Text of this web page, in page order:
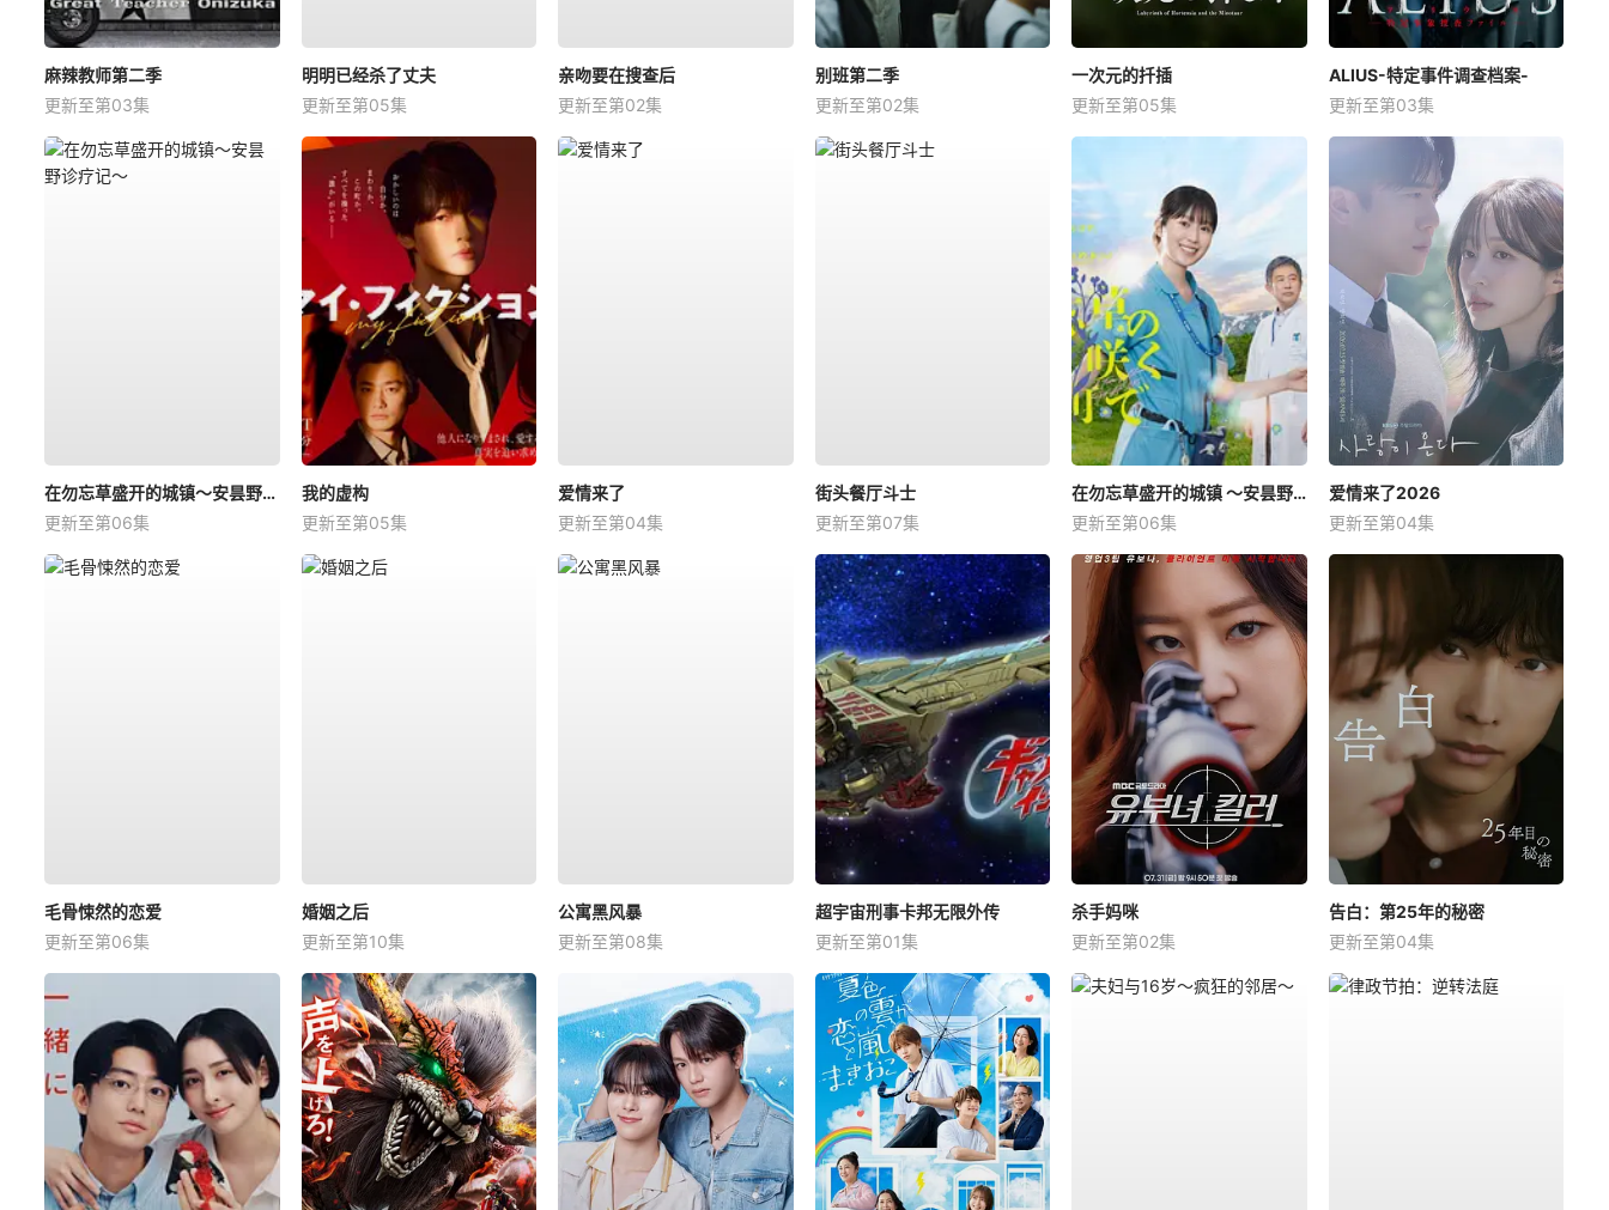
麻辣教师第二季
更新至第03集
明明已经杀了丈夫
更新至第05集
亲吻要在搜查后
更新至第02集
别班第二季
更新至第02集
一次元的扦插
更新至第05集
ALIUS-特定事件调查档案-
更新至第03集
在勿忘草盛开的城镇～安昙野诊疗记～
更新至第06集
我的虚构
更新至第05集
爱情来了
更新至第04集
街头餐厅斗士
更新至第07集
在勿忘草盛开的城镇 ～安昙野诊疗记～
更新至第06集
爱情来了2026
更新至第04集
毛骨悚然的恋爱
更新至第06集
婚姻之后
更新至第10集
公寓黑风暴
更新至第08集
超宇宙刑事卡邦无限外传
更新至第01集
杀手妈咪
更新至第02集
告白：第25年的秘密
更新至第04集